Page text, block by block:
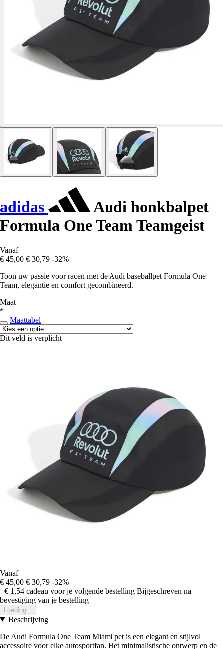
adidas
Audi honkbalpet
Formula One Team Teamgeist
Vanaf
€ 45,00 € 30,79 -32%
Toon uw passie voor racen met de Audi baseballpet Formula One
Team, elegantie en comfort gecombineerd.
Maat
*
Maattabel
Dit veld is verplicht
Vanaf
€ 45,00 € 30,79 -32%
+€ 1,54 cadeau voor je volgende bestelling Bijgeschreven na
bevestiging van je bestelling
Loading...
Beschrijving
De Audi Formula One Team Miami pet is een elegant en stijlvol
accessoire voor elke autosportfan. Het minimalistische ontwerp en de